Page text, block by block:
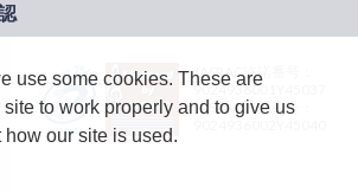
JASRAC許諾番号：
9024936001Y45037
JASRAC許諾番号：
use some cookies. These are
to work properly and to give us
our site is used.